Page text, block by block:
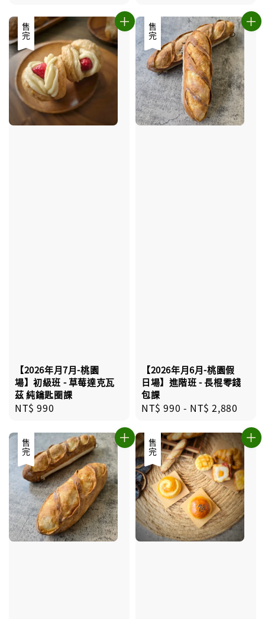
售完
【2026年月7月-桃園
場】初級班 - 草莓達克瓦
茲 純鑰匙圈課
Regular
NT$ 990
售完
【2026年月6月-桃園假
日場】進階班 - 長棍零錢
包課
Regular
NT$ 990 - NT$ 2,880
售完 售完